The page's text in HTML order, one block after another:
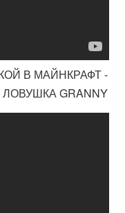
В МАЙНКРАФТ -
GRANNY